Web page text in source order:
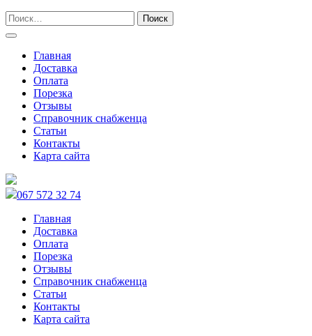
Главная
Доставка
Оплата
Порезка
Отзывы
Справочник снабженца
Статьи
Контакты
Карта сайта
067 572 32 74
Главная
Доставка
Оплата
Порезка
Отзывы
Справочник снабженца
Статьи
Контакты
Карта сайта